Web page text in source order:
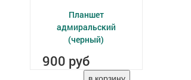
Планшет
адмиральский
(черный)
900 руб